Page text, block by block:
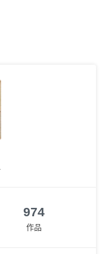
974
作品